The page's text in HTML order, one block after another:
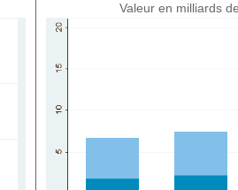
Valeur en milliards